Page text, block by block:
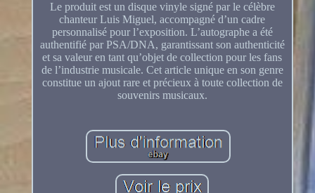
Le produit est un disque vinyle signé par le célèbre
chanteur Luis Miguel, accompagné d’un cadre
personnalisé pour l’exposition. L’autographe a été
authentifié par PSA/DNA, garantissant son authenticité
et sa valeur en tant qu’objet de collection pour les fans
de l’industrie musicale. Cet article unique en son genre
constitue un ajout rare et précieux à toute collection de
souvenirs musicaux.